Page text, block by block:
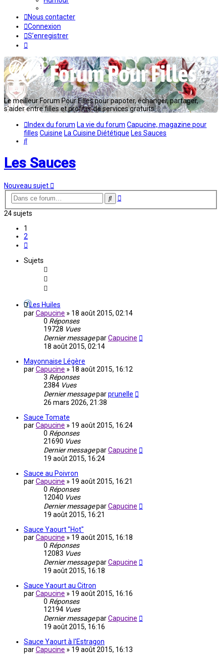
Nous contacter
Connexion
S’enregistrer
Le meilleur Forum Pour Filles pour papoter, échanger, partager,
s'aider entre filles et profiter de services gratuits...
Index du forum La vie du forum Capucine, magazine pour
filles Cuisine La Cuisine Diététique Les Sauces
Rechercher
Les Sauces
Nouveau sujet
Rechercher
Recherche
24 sujets
1
2
Sujets
Les Huiles
parCapucine » 18 août 2015, 02:14
0 Réponses
19728 Vues
Dernier messageparCapucine
18 août 2015, 02:14
Mayonnaise Légère
parCapucine » 18 août 2015, 16:12
3 Réponses
2384 Vues
Dernier messageparprunelle
26 mars 2026, 21:38
Sauce Tomate
parCapucine » 19 août 2015, 16:24
0 Réponses
21690 Vues
Dernier messageparCapucine
19 août 2015, 16:24
Sauce au Poivron
parCapucine » 19 août 2015, 16:21
0 Réponses
12040 Vues
Dernier messageparCapucine
19 août 2015, 16:21
Sauce Yaourt "Hot"
parCapucine » 19 août 2015, 16:18
0 Réponses
12083 Vues
Dernier messageparCapucine
19 août 2015, 16:18
Sauce Yaourt au Citron
parCapucine » 19 août 2015, 16:16
0 Réponses
12194 Vues
Dernier messageparCapucine
19 août 2015, 16:16
Sauce Yaourt à l'Estragon
parCapucine » 19 août 2015, 16:13